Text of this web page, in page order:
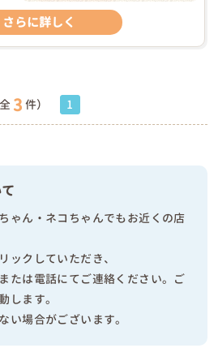
さらに詳しく
3 件） 1
ゃん・ネコちゃんでもお近くの店
ックしていただき、
たは電話にてご連絡ください。ご
します。
場合がございます。